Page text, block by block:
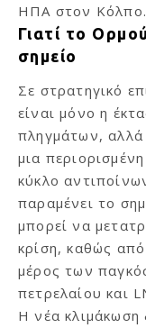
ΗΠΑ στον Κόλπο.
Γιατί το
σημείο
Σε στρατηγικό
είναι μόνο η
πληγμάτων, αλλά
μια
κύκλο
παραμένει το
μπορεί να
κρίση, καθώς από
μέρος των
πετρελαίου και
Η νέα κλιμάκωση